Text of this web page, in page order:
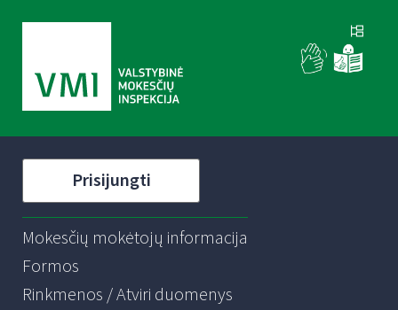
Prisijungti
Mokesčių mokėtojų informacija
Formos
Rinkmenos / Atviri duomenys